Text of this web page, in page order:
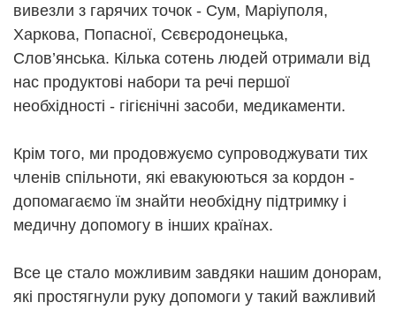
вивезли з гарячих точок - Сум, Маріуполя,
Харкова, Попасної, Сєвєродонецька,
Слов’янська. Кілька сотень людей отримали від
нас продуктові набори та речі першої
необхідності - гігієнічні засоби, медикаменти.
Крім того, ми продовжуємо супроводжувати тих
членів спільноти, які евакуюються за кордон -
допомагаємо їм знайти необхідну підтримку і
медичну допомогу в інших країнах.
Все це стало можливим завдяки нашим донорам,
які простягнули руку допомоги у такий важливий